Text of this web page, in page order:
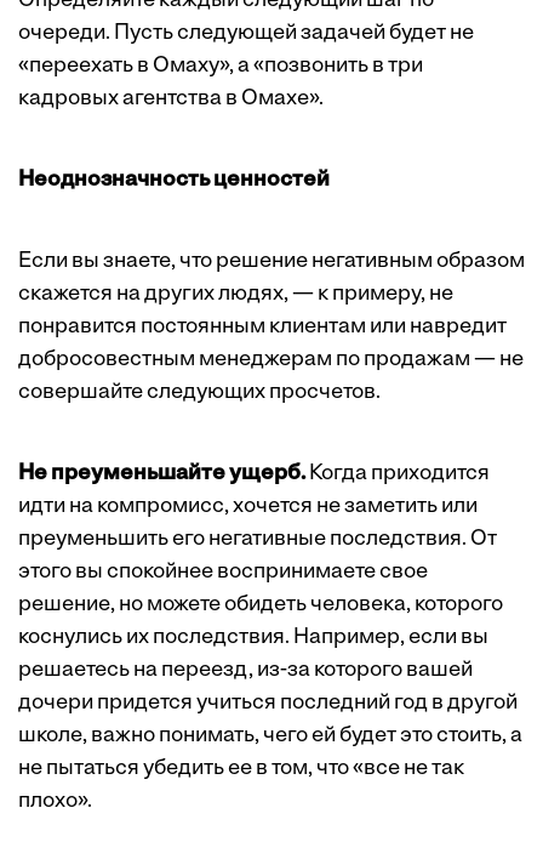
очереди. Пусть следующей задачей будет не
«переехать в Омаху», а «позвонить в три
кадровых агентства в Омахе».
Неоднозначность ценностей
Если вы знаете, что решение негативным образом
скажется на других людях, — к примеру, не
понравится постоянным клиентам или навредит
добросовестным менеджерам по продажам — не
совершайте следующих просчетов.
Не преуменьшайте ущерб.Когда приходится
идти на компромисс, хочется не заметить или
преуменьшить его негативные последствия. От
этого вы спокойнее воспринимаете свое
решение, но можете обидеть человека, которого
коснулись их последствия. Например, если вы
решаетесь на переезд, из-за которого вашей
дочери придется учиться последний год в другой
школе, важно понимать, чего ей будет это стоить, а
не пытаться убедить ее в том, что «все не так
плохо».